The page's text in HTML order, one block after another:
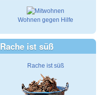
Wohnen gegen Hilfe
Rache ist süß
Rache ist süß